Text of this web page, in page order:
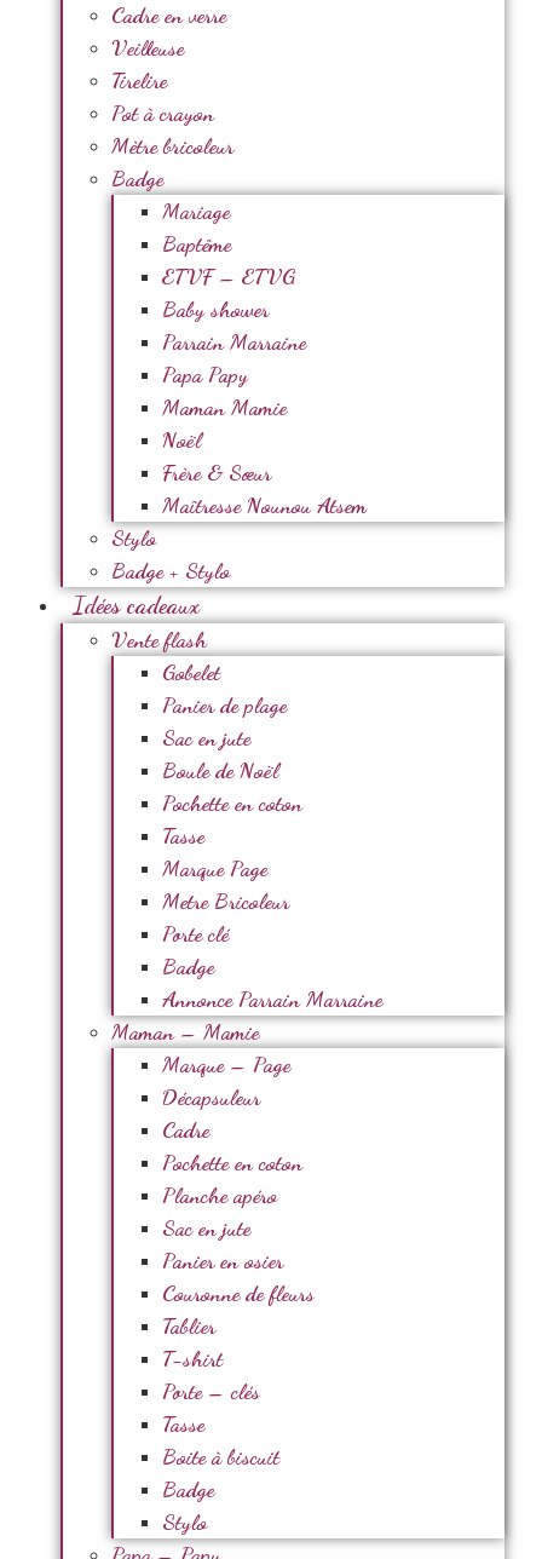
Cadre en verre
Veilleuse
Tirelire
Pot à crayon
Mètre bricoleur
Badge
Mariage
Baptême
ETVF – ETVG
Baby shower
Parrain Marraine
Papa Papy
Maman Mamie
Noël
Frère & Sœur
Maîtresse Nounou Atsem
Stylo
Badge + Stylo
Idées cadeaux
Vente flash
Gobelet
Panier de plage
Sac en jute
Boule de Noël
Pochette en coton
Tasse
Marque Page
Metre Bricoleur
Porte clé
Badge
Annonce Parrain Marraine
Maman – Mamie
Marque – Page
Décapsuleur
Cadre
Pochette en coton
Planche apéro
Sac en jute
Panier en osier
Couronne de fleurs
Tablier
T-shirt
Porte – clés
Tasse
Boite à biscuit
Badge
Stylo